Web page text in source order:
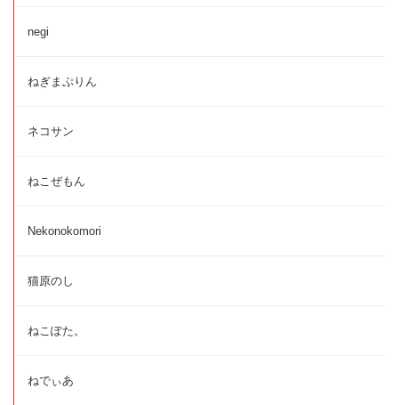
negi
ねぎまぷりん
ネコサン
ねこぜもん
Nekonokomori
猫原のし
ねこぽた。
ねでぃあ